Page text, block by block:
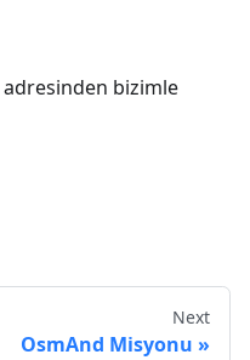
adresinden bizimle
Next
OsmAnd Misyonu